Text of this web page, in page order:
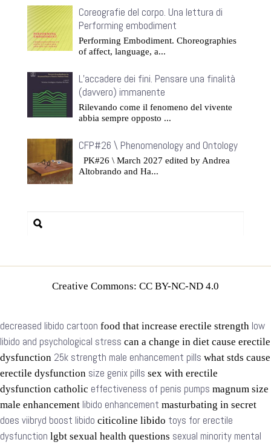
Coreografie del corpo. Una lettura di
Performing embodiment
Performing Embodiment. Choreographies
of affect, language, a...
L’accadere dei fini. Pensare una finalità
(davvero) immanente
Rilevando come il fenomeno del vivente
abbia sempre opposto ...
CFP#26 \ Phenomenology and Ontology
PK#26 \ March 2027 edited by Andrea
Altobrando and Ha...
Creative Commons: CC BY-NC-ND 4.0
decreased libido cartoon food that increase erectile strength low
libido and psychological stress can a change in diet cause erectile
dysfunction 25k strength male enhancement pills what stds cause
erectile dysfunction size genix pills sex with erectile
dysfunction catholic effectiveness of penis pumps magnum size
male enhancement libido enhancement masturbating in secret
does viibryd boost libido citicoline libido toys for erectile
dysfunction lgbt sexual health questions sexual minority mental